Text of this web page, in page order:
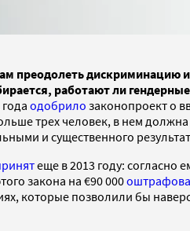
преодолеть дискриминацию
работают ли
одобрило законопроект о
трех человек, в нем
и существенного
еще в 2013 году: согласно
закона на €90 000
которые позволили бы